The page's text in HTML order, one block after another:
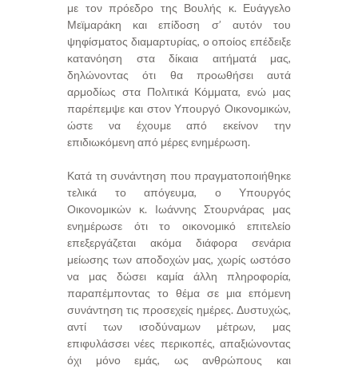
με τον πρόεδρο της Βουλής κ. Ευάγγελο
Μεϊμαράκη και επίδοση σ’ αυτόν του
ψηφίσματος διαμαρτυρίας, ο οποίος επέδειξε
κατανόηση στα δίκαια αιτήματά μας,
δηλώνοντας ότι θα προωθήσει αυτά
αρμοδίως στα Πολιτικά Κόμματα, ενώ μας
παρέπεμψε και στον Υπουργό Οικονομικών,
ώστε να έχουμε από εκείνον την
επιδιωκόμενη από μέρες ενημέρωση.
Κατά τη συνάντηση που πραγματοποιήθηκε
τελικά το απόγευμα, ο Υπουργός
Οικονομικών κ. Ιωάννης Στουρνάρας μας
ενημέρωσε ότι το οικονομικό επιτελείο
επεξεργάζεται ακόμα διάφορα σενάρια
μείωσης των αποδοχών μας, χωρίς ωστόσο
να μας δώσει καμία άλλη πληροφορία,
παραπέμποντας το θέμα σε μια επόμενη
συνάντηση τις προσεχείς ημέρες. Δυστυχώς,
αντί των ισοδύναμων μέτρων, μας
επιφυλάσσει νέες περικοπές, απαξιώνοντας
όχι μόνο εμάς, ως ανθρώπους και